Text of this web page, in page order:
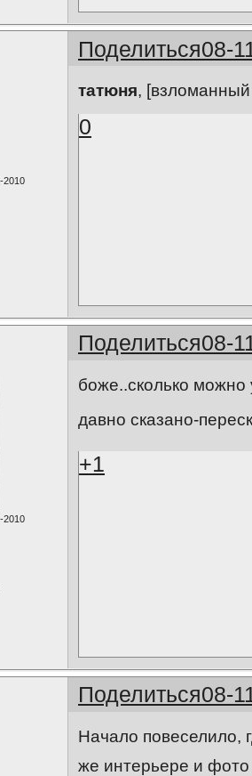
Поделиться08-
2010
татюня, [взломанный
0
Поделиться08-
2010
боже..сколько
давно сказано-
+1
Поделиться08-
Начало повеселило,
же интерьере и